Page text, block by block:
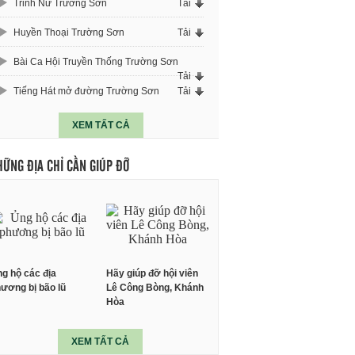
Trinh Nữ Trường Sơn Tải
Huyền Thoại Trường Sơn Tải
Bài Ca Hội Truyền Thống Trường Sơn
Tải
Tiếng Hát mở đường Trường Sơn
Tải
XEM TẤT CẢ
ĐỊA CHỈ CẦN GIÚP ĐỠ
hộ các địa
bị bão lũ
Hãy giúp đỡ hội viên
Lê Công Bòng, Khánh
Hòa
XEM TẤT CẢ